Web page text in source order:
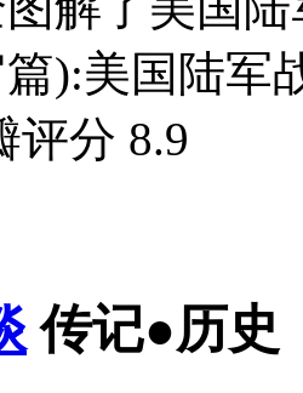
):美国陆军
评分 8.9
传记●历史